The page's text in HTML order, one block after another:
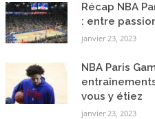
Récap NBA
: entre
janvier 23, 2023
NBA Paris
vous y étiez
janvier 23, 2023